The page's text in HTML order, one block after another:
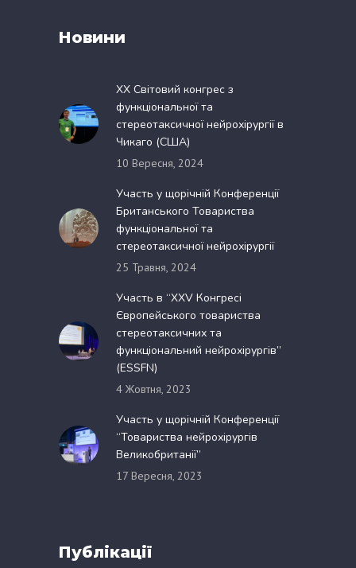
Новини
XX Світовий конгрес з
функціональної та
стереотаксичної нейрохірургії в
Чикаго (США)
10 Вересня, 2024
Участь у щорічній Конференції
Британського Товариства
функціональної та
стереотаксичної нейрохірургії
25 Травня, 2024
Участь в “XXV Конгресі
Європейського товариства
стереотаксичних та
функціональний нейрохірургів”
(ESSFN)
4 Жовтня, 2023
Участь у щорічній Конференції
“Товариства нейрохірургів
Великобританії”
17 Вересня, 2023
Публікації